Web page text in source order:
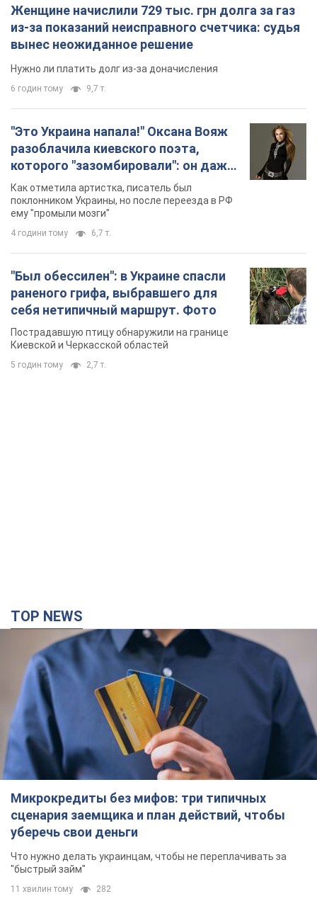
Женщине начислили 729 тыс. грн долга за газ
из-за показаний неисправного счетчика: судья
вынес неожиданное решение
Нужно ли платить долг из-за доначисления
6 годин тому 9,7 т.
"Это Украина напала!" Оксана Вояж
разоблачила киевского поэта,
которого "зазомбировали": он даже
русского не знал, а теперь хочет
геноцида украинцев
Как отметила артистка, писатель был
поклонником Украины, но после переезда в РФ
ему "промыли мозги"
4 години тому 6,7 т.
"Был обессилен": в Украине спасли
раненого грифа, выбравшего для
себя нетипичный маршрут. Фото
Пострадавшую птицу обнаружили на границе
Киевской и Черкасской областей
5 годин тому 2,7 т.
TOP NEWS
Микрокредиты без мифов: три типичных
сценария заемщика и план действий, чтобы
уберечь свои деньги
Что нужно делать украинцам, чтобы не переплачивать за
"быстрый займ"
11 хвилин тому 282